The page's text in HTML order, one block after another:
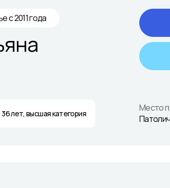
Место
с 2011 года
лет, высшая категория